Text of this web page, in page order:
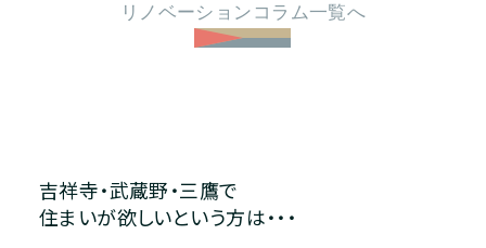
リノベーションコラム一覧へ
吉祥寺・武蔵野・三鷹で
住まいが欲しいという方は・・・